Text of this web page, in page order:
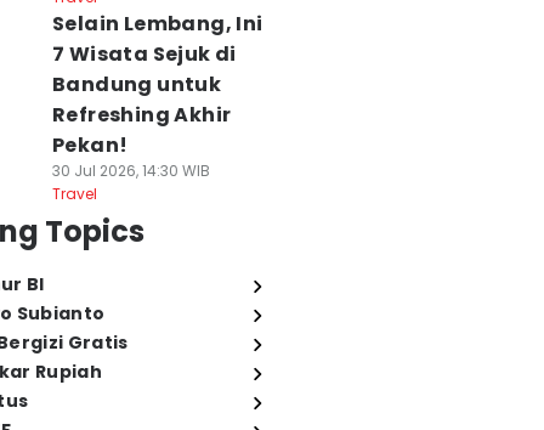
Selain Lembang, Ini
7 Wisata Sejuk di
Bandung untuk
Refreshing Akhir
Pekan!
30 Jul 2026, 14:30 WIB
Travel
Topics
BI
Subianto
Gratis
Rupiah